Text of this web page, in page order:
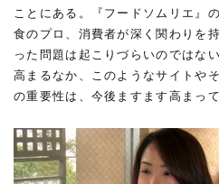
ことにある。『フードソムリエ』
食のプロ、消費者が深く関わりを
った問題は起こりづらいのではな
高まるなか、このようなサイトや
の重要性は、今後ますます高まっ